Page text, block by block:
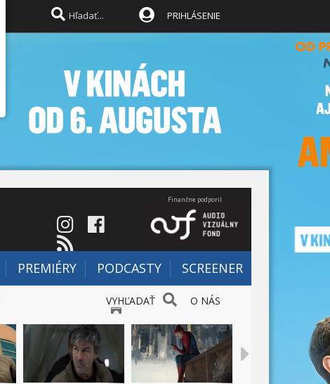
PRIHLÁSENIE
Finančne podporil
PREMIÉRY PODCASTY SCREENER
VYHĽADAŤ O NÁS